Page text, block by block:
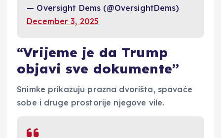
— Oversight Dems (@OversightDems)
December 3, 2025
“Vrijeme je da Trump
objavi sve dokumente”
Snimke prikazuju prazna dvorišta, spavaće
sobe i druge prostorije njegove vile.